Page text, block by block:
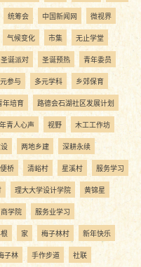
统筹会 中国新闻网 微视界
气候变化 市集 无止学堂
圣诞派对 圣诞预热 青年委员
参与 多元学科 乡郊保育
年培育 路德会石湖社区发展计划
年青人心声 视野 木工工作坊
两地乡建 深耕永续
桥 清峪村 星溪村 服务学习
理大大学设计学院 黄锦星
商学院 服务业学习
家 梅子林村 新年快乐
子林 手作步道 社联